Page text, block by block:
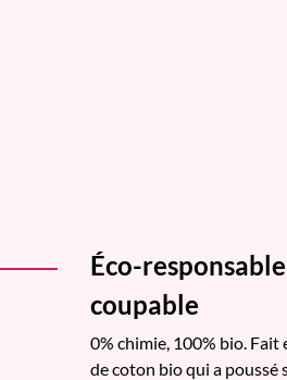
Éco-
coupable
0% chimie, 100% bio. Fait
de coton bio qui a poussé